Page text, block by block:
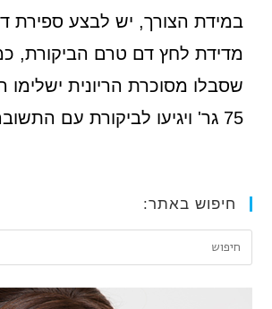
במידת הצורך, יש לבצע ספירת
מדידת לחץ דם טרם הביקורת,
שסבלו מסוכרת הריונית
75 גר' ויגיעו לביקורת עם התשובה.
חיפוש באתר: